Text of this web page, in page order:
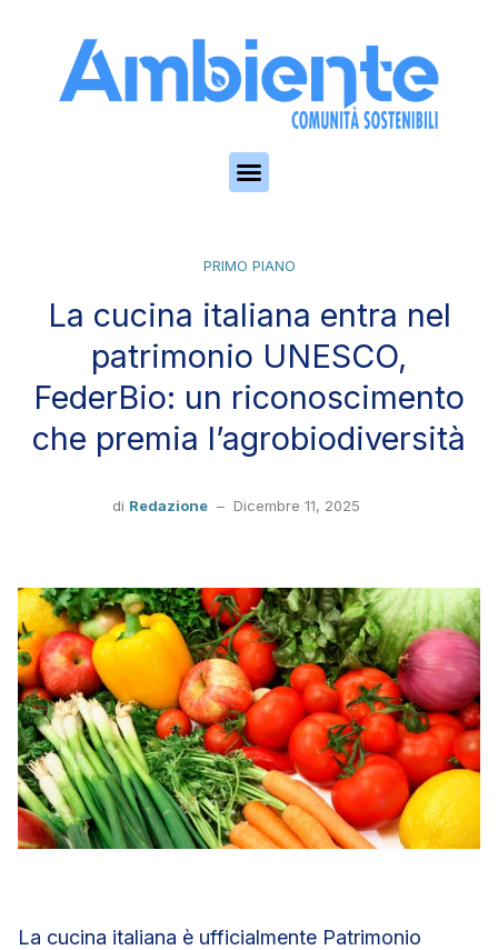
PRIMO PIANO
La cucina italiana entra nel
patrimonio UNESCO,
FederBio: un riconoscimento
che premia l’agrobiodiversità
di Redazione– Dicembre 11, 2025
La cucina italiana è ufficialmente Patrimonio